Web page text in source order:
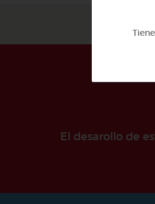
El desarollo de